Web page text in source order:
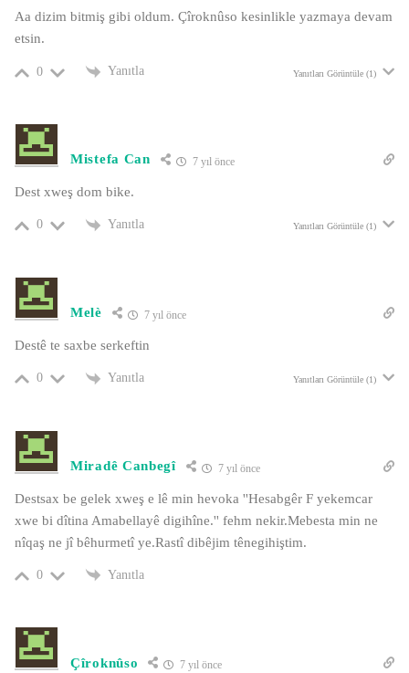
Aa dizim bitmiş gibi oldum. Çîroknûso kesinlikle yazmaya devam
etsin.
0 Yanıtla Yanıtları Görüntüle (1)
Mistefa Can 7 yıl önce
Dest xweş dom bike.
0 Yanıtla Yanıtları Görüntüle (1)
Melè 7 yıl önce
Destê te saxbe serkeftin
0 Yanıtla Yanıtları Görüntüle (1)
Miradê Canbegî 7 yıl önce
Destsax be gelek xweş e lê min hevoka ''Hesabgêr F yekemcar
xwe bi dîtina Amabellayê digihîne.'' fehm nekir.Mebesta min ne
nîqaş ne jî bêhurmetî ye.Rastî dibêjim tênegihiştim.
0 Yanıtla
Çîroknûso 7 yıl önce